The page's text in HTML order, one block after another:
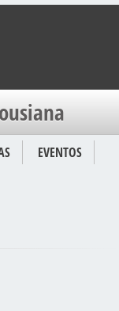
EVENTOS